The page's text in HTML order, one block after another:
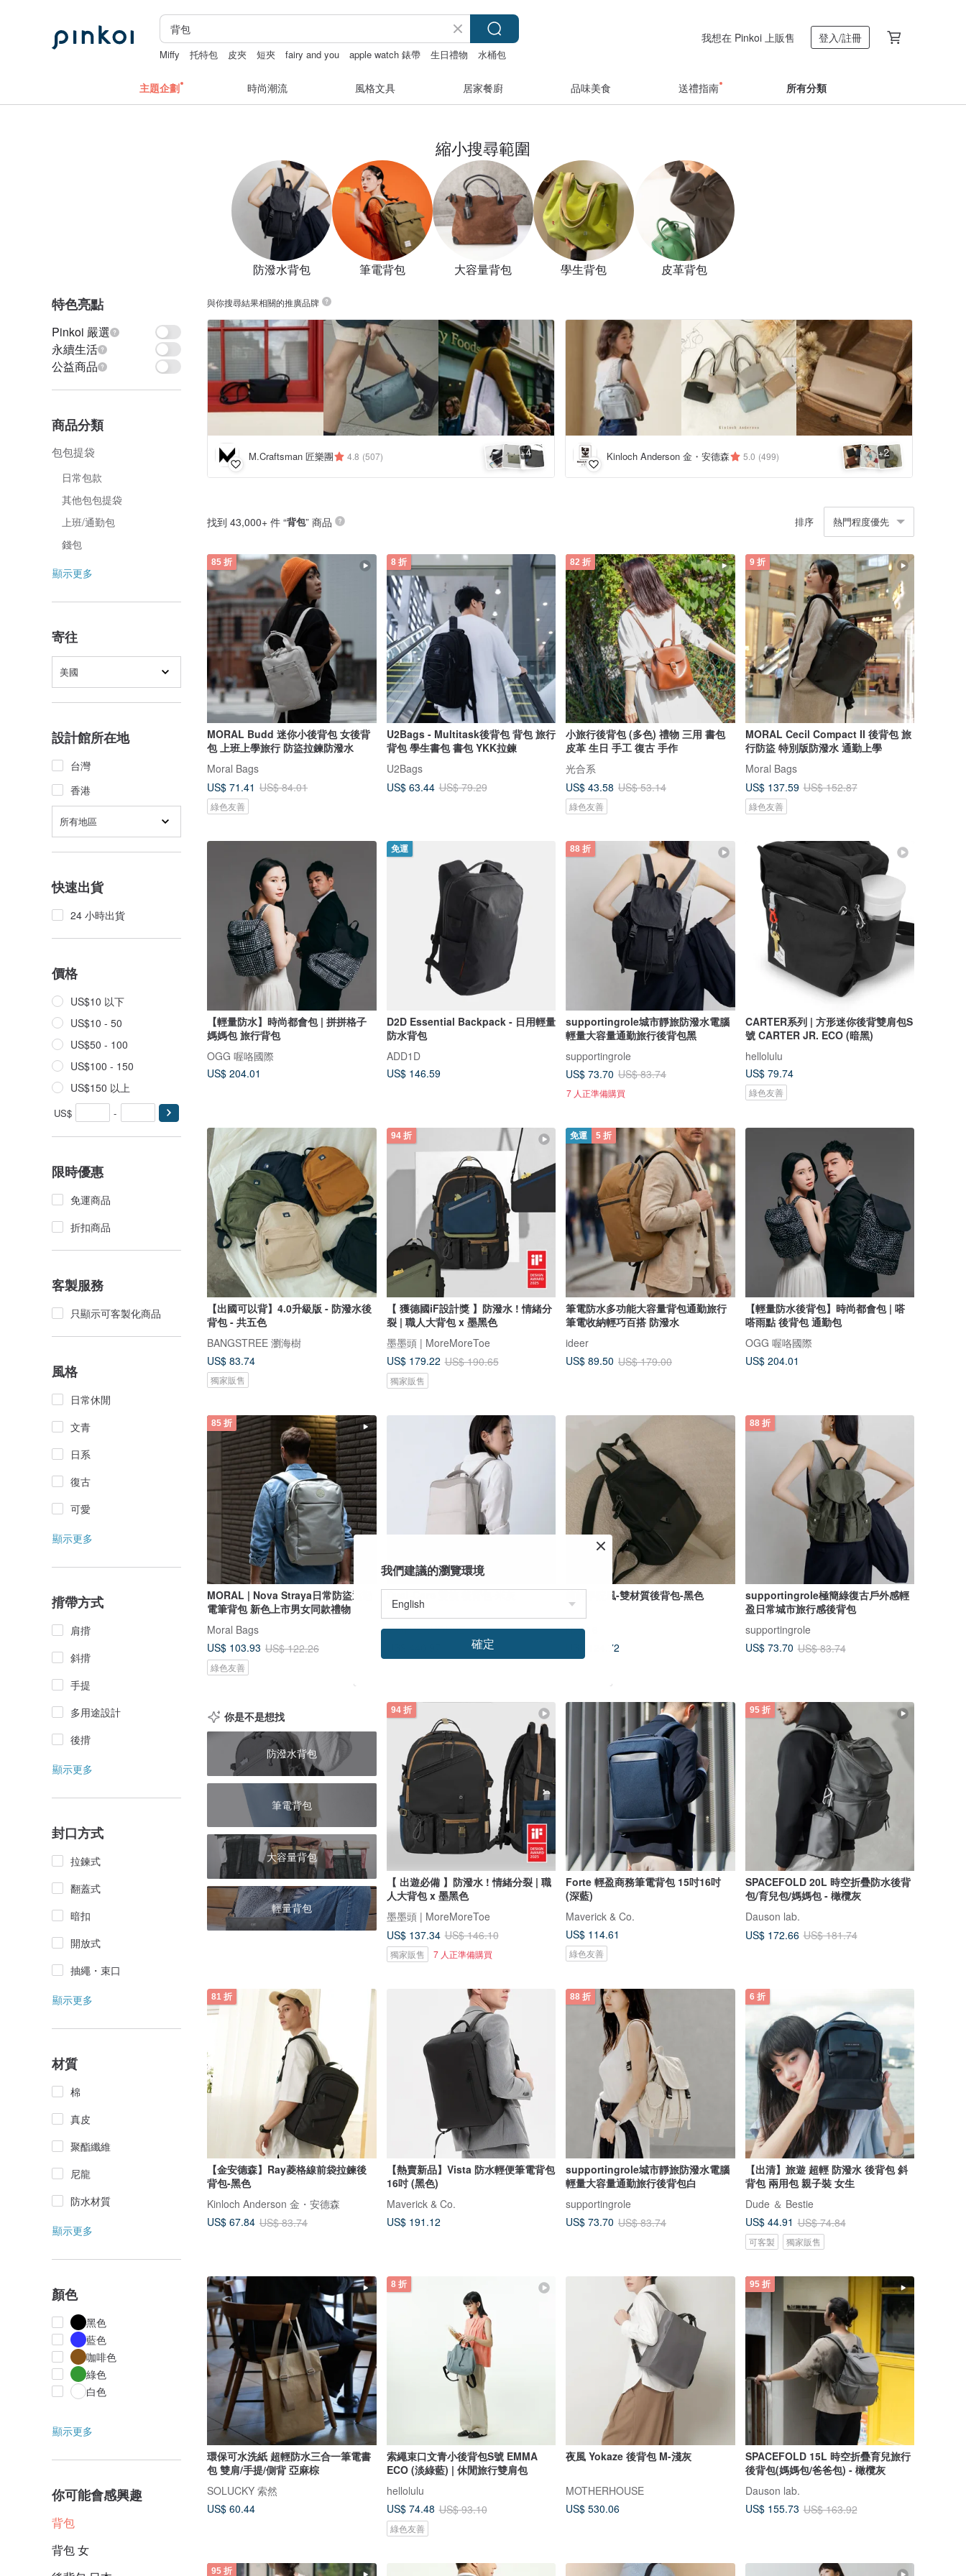
Miffy 托特包 皮夾 短夾 fairy and you apple watch 錶帶 生日禮物 水桶包
我想在 Pinkoi 上販售 登入/註冊
主題企劃 時尚潮流 風格文具 居家餐廚 品味美食 送禮指南 所有分類
縮小搜尋範圍
防潑水背包 筆電背包 大容量背包 學生背包 皮革背包
特色亮點
Pinkoi 嚴選
永續生活
公益商品
商品分類
包包提袋
日常包款
其他包包提袋
上班/通勤包
錢包
顯示更多
寄往
美國
設計館所在地
台灣
香港
所有地區
快速出貨
24 小時出貨
價格
US$10 以下
US$10 - 50
US$50 - 100
US$100 - 150
US$150 以上
US$ -
限時優惠
免運商品
折扣商品
客製服務
只顯示可客製化商品
風格
日常休閒
文青
日系
復古
可愛
顯示更多
揹帶方式
肩揹
斜揹
手提
多用途設計
後揹
顯示更多
封口方式
拉鍊式
翻蓋式
暗扣
開放式
抽繩・束口
顯示更多
材質
棉
真皮
聚酯纖維
尼龍
防水材質
顯示更多
顏色
黑色
藍色
咖啡色
綠色
白色
顯示更多
你可能會感興趣
背包
背包 女
與你搜尋結果相關的推廣品牌
M.Craftsman 匠樂團 4.8 (507) +4 Kinloch Anderson 金・安德森 5.0 (499) +2
找到 43,000+ 件 “背包” 商品 排序 熱門程度優先
85 折
MORAL Budd 迷你小後背包 女後背
包 上班上學旅行 防盜拉鍊防潑水
Moral Bags
US$ 71.41 US$ 84.01
綠色友善
8 折
U2Bags - Multitask後背包 背包 旅行
背包 學生書包 書包 YKK拉鍊
U2Bags
US$ 63.44 US$ 79.29
82 折
小旅行後背包 (多色) 禮物 三用 書包
皮革 生日 手工 復古 手作
光合系
US$ 43.58 US$ 53.14
綠色友善
9 折
MORAL Cecil Compact II 後背包 旅
行防盜 特別版防潑水 通勤上學
Moral Bags
US$ 137.59 US$ 152.87
綠色友善
【輕量防水】時尚都會包 | 拼拼格子
媽媽包 旅行背包
OGG 喔咯國際
US$ 204.01
免運
D2D Essential Backpack - 日用輕量
防水背包
ADD1D
US$ 146.59
88 折
supportingrole城市靜旅防潑水電腦
輕量大容量通勤旅行後背包黑
supportingrole
US$ 73.70 US$ 83.74
7 人正準備購買
CARTER系列 | 方形迷你後背雙肩包S
號 CARTER JR. ECO (暗黑)
hellolulu
US$ 79.74
綠色友善
【出國可以背】4.0升級版 - 防潑水後
背包 - 共五色
BANGSTREE 瀏海樹
US$ 83.74
獨家販售
94 折
【 獲德國iF設計獎 】防潑水 ! 情緒分
裂 | 職人大背包 x 墨黑色
墨墨頭 | MoreMoreToe
US$ 179.22 US$ 190.65
獨家販售
免運 5 折
筆電防水多功能大容量背包通勤旅行
筆電收納輕巧百搭 防潑水
ideer
US$ 89.50 US$ 179.00
【輕量防水後背包】時尚都會包 | 嗒
嗒雨點 後背包 通勤包
OGG 喔咯國際
US$ 204.01
85 折
MORAL | Nova Straya日常防盜通勤
電筆背包 新色上市男女同款禮物
Moral Bags
US$ 103.93 US$ 122.26
綠色友善
MOTHERHOUSE
簡約學院風-雙材質後背包-黑色
NO216
US$ 124.72
88 折
supportingrole極簡綠復古戶外感輕
盈日常城市旅行感後背包
supportingrole
US$ 73.70 US$ 83.74
你是不是想找
防潑水背包
筆電背包
大容量背包
輕量背包
94 折
【 出遊必備 】防潑水 ! 情緒分裂 | 職
人大背包 x 墨黑色
墨墨頭 | MoreMoreToe
US$ 137.34 US$ 146.10
獨家販售 7 人正準備購買
Forte 輕盈商務筆電背包 15吋16吋
(深藍)
Maverick & Co.
US$ 114.61
綠色友善
95 折
SPACEFOLD 20L 時空折疊防水後背
包/育兒包/媽媽包 - 橄欖灰
Dauson lab.
US$ 172.66 US$ 181.74
81 折
【金安德森】Ray菱格線前袋拉鍊後
背包-黑色
Kinloch Anderson 金・安德森
US$ 67.84 US$ 83.74
【熱賣新品】Vista 防水輕便筆電背包
16吋 (黑色)
Maverick & Co.
US$ 191.12
88 折
supportingrole城市靜旅防潑水電腦
輕量大容量通勤旅行後背包白
supportingrole
US$ 73.70 US$ 83.74
6 折
【出清】旅遊 超輕 防潑水 後背包 斜
背包 兩用包 親子裝 女生
Dude ＆ Bestie
US$ 44.91 US$ 74.84
可客製 獨家販售
環保可水洗紙 超輕防水三合一筆電書
包 雙肩/手提/側背 亞麻棕
SOLUCKY 索然
US$ 60.44
8 折
索繩束口文青小後背包S號 EMMA
ECO (淡綠藍) | 休閒旅行雙肩包
hellolulu
US$ 74.48 US$ 93.10
綠色友善
夜風 Yokaze 後背包 M-淺灰
MOTHERHOUSE
US$ 530.06
95 折
SPACEFOLD 15L 時空折疊育兒旅行
後背包(媽媽包/爸爸包) - 橄欖灰
Dauson lab.
US$ 155.73 US$ 163.92
95 折
我們建議的瀏覽環境
確定